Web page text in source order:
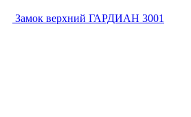
Замок верхний ГАРДИАН 3001